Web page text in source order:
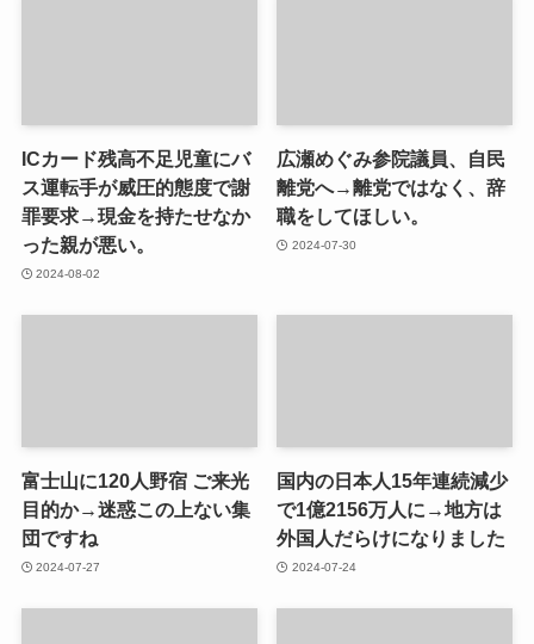
ICカード残高不足児童にバ
ス運転手が威圧的態度で謝
罪要求→現金を持たせなか
った親が悪い。
2024-08-02
広瀬めぐみ参院議員、自民
離党へ→離党ではなく、辞
職をしてほしい。
2024-07-30
富士山に120人野宿 ご来光
目的か→迷惑この上ない集
団ですね
2024-07-27
国内の日本人15年連続減少
で1億2156万人に→地方は
外国人だらけになりました
2024-07-24